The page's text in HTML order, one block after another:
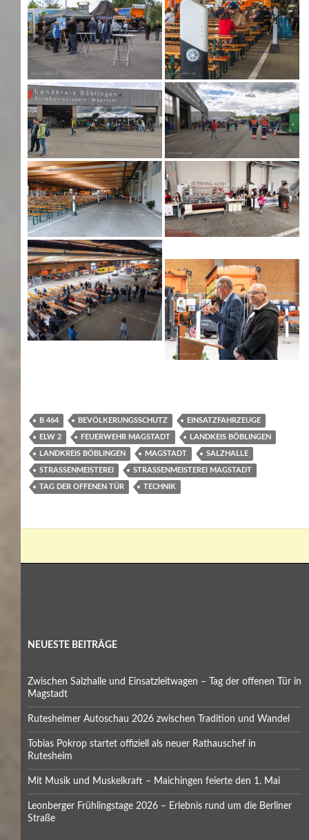
B 464 BEVÖLKERUNGSSCHUTZ EINSATZFAHRZEUGE
ELW 2 FEUERWEHR MAGSTADT LANDKEIS BÖBLINGEN
LANDKREIS BÖBLINGEN MAGSTADT SALZHALLE
STRASSENMEISTEREI STRASSENMEISTEREI MAGSTADT
TAG DER OFFENEN TÜR TECHNIK
NEUESTE BEITRÄGE
Zwischen Salzhalle und Einsatzleitwagen – Tag der offenen Tür in
Magstadt
Rutesheimer Autoschau 2026 zwischen Tradition und Wandel
Tobias Pokrop startet offiziell als neuer Rathauschef in
Rutesheim
Mit Musik und Muskelkraft – Maichingen feierte den 1. Mai
Leonberger Frühlingstage 2026 – Erlebnis rund um die Berliner
Straße